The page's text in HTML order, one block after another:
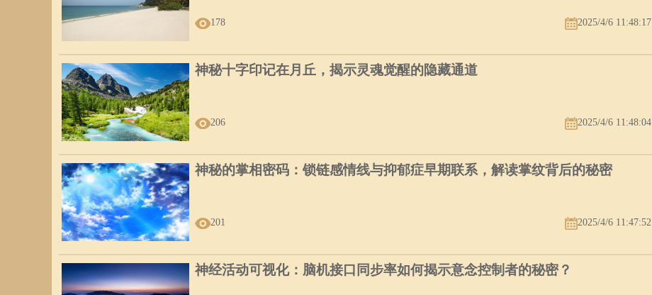
178 2025/4/6 11:48:17
神秘十字印记在月丘，揭示灵魂觉醒的隐藏通道
206 2025/4/6 11:48:04
神秘的掌相密码：锁链感情线与抑郁症早期联系，解读掌纹背后的秘密
201 2025/4/6 11:47:52
神经活动可视化：脑机接口同步率如何揭示意念控制者的秘密？